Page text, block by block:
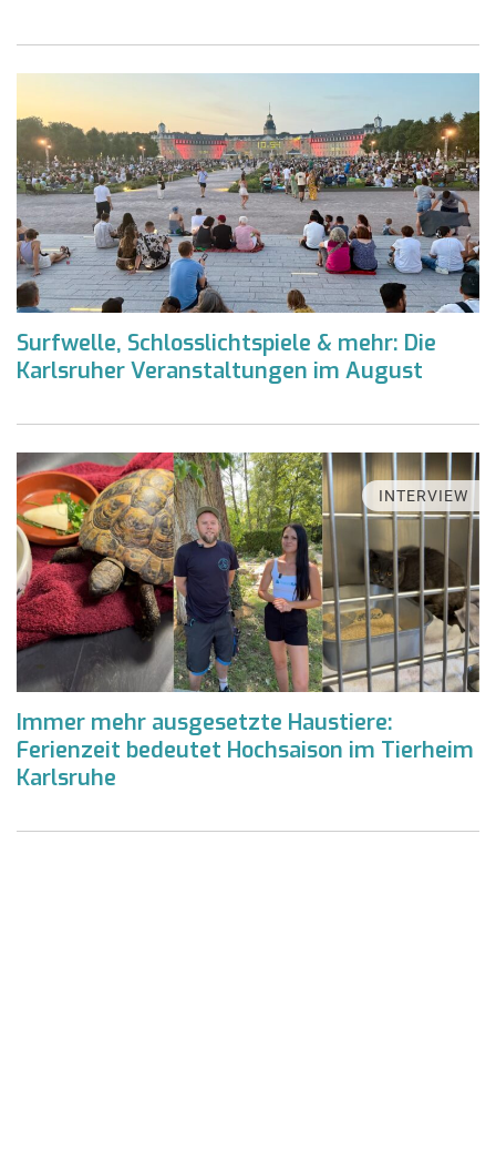
Surfwelle, Schlosslichtspiele & mehr: Die
Karlsruher Veranstaltungen im August
INTERVIEW
Immer mehr ausgesetzte Haustiere:
Ferienzeit bedeutet Hochsaison im Tierheim
Karlsruhe